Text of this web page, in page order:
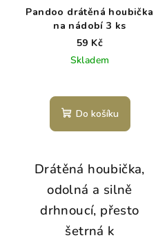
Pandoo drátěná houbička
na nádobí 3 ks
59 Kč
Skladem
Do košíku
Drátěná houbička,
odolná a silně
drhnoucí, přesto
šetrná k